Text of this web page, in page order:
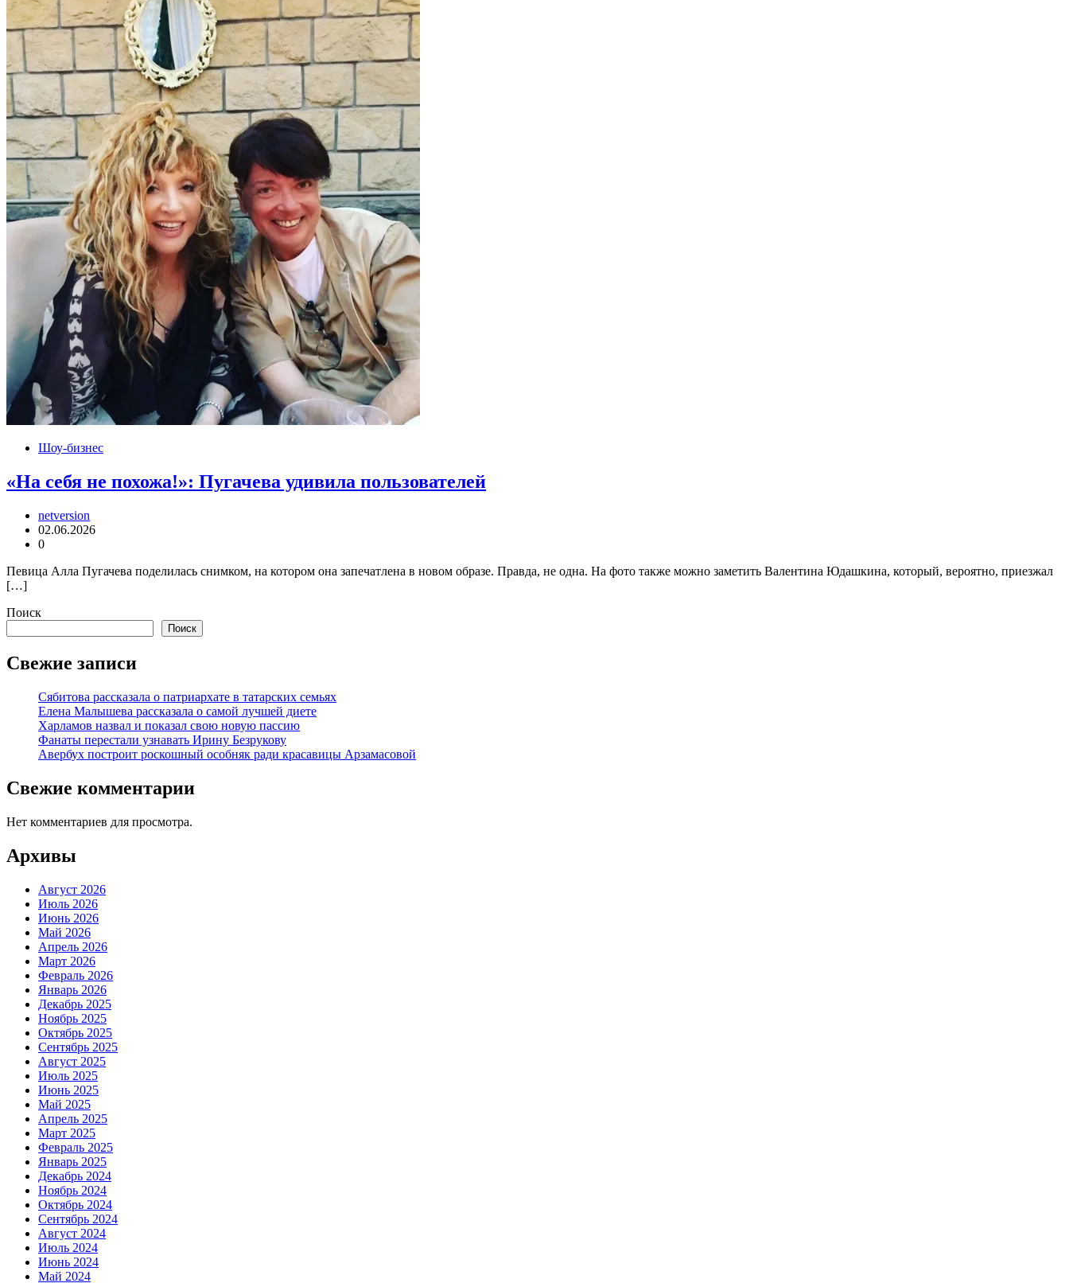
Шоу-бизнес
«На себя не похожа!»: Пугачева удивила пользователей
netversion
02.06.2026
0
Певица Алла Пугачева поделилась снимком, на котором она запечатлена в новом образе. Правда, не одна. На фото также можно заметить Валентина Юдашкина, который, вероятно, приезжал
[…]
Поиск
Поиск
Свежие записи
Сябитова рассказала о патриархате в татарских семьях
Елена Малышева рассказала о самой лучшей диете
Харламов назвал и показал свою новую пассию
Фанаты перестали узнавать Ирину Безрукову
Авербух построит роскошный особняк ради красавицы Арзамасовой
Свежие комментарии
Нет комментариев для просмотра.
Архивы
Август 2026
Июль 2026
Июнь 2026
Май 2026
Апрель 2026
Март 2026
Февраль 2026
Январь 2026
Декабрь 2025
Ноябрь 2025
Октябрь 2025
Сентябрь 2025
Август 2025
Июль 2025
Июнь 2025
Май 2025
Апрель 2025
Март 2025
Февраль 2025
Январь 2025
Декабрь 2024
Ноябрь 2024
Октябрь 2024
Сентябрь 2024
Август 2024
Июль 2024
Июнь 2024
Май 2024